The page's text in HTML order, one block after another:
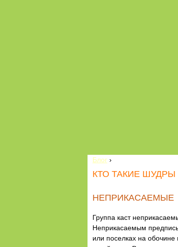
Блог ›
КТО ТАКИЕ
НЕПРИКАСАЕМЫЕ
Группа каст
Неприкасаемым
или поселках на